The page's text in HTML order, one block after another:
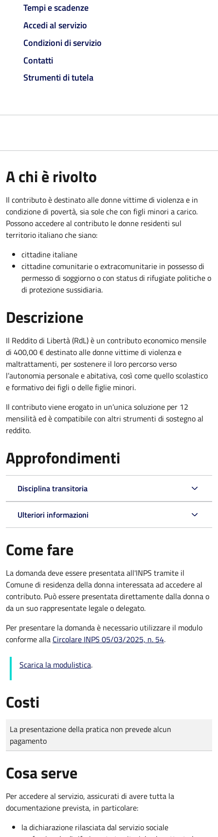
Tempi e scadenze
Accedi al servizio
Condizioni di servizio
Contatti
Strumenti di tutela
A chi è rivolto
Il contributo è destinato alle donne vittime di violenza e in
condizione di povertà, sia sole che con figli minori a carico.
Possono accedere al contributo le donne residenti sul
territorio italiano che siano:
cittadine italiane
cittadine comunitarie o extracomunitarie in possesso di
permesso di soggiorno o con status di rifugiate politiche o
di protezione sussidiaria.
Descrizione
Il Reddito di Libertà (RdL) è un contributo economico mensile
di 400,00 € destinato alle donne vittime di violenza e
maltrattamenti, per sostenere il loro percorso verso
l’autonomia personale e abitativa, così come quello scolastico
e formativo dei figli o delle figlie minori.
Il contributo viene erogato in un'unica soluzione per 12
mensilità ed è compatibile con altri strumenti di sostegno al
reddito.
Approfondimenti
Disciplina transitoria
Ulteriori informazioni
Come fare
La domanda deve essere presentata all'INPS tramite il
Comune di residenza della donna interessata ad accedere al
contributo. Può essere presentata direttamente dalla donna o
da un suo rappresentate legale o delegato.
Per presentare la domanda è necessario utilizzare il modulo
conforme alla Circolare INPS 05/03/2025, n. 54.
Scarica la modulistica.
Costi
Tipo di pagamento
Importo
La presentazione della pratica non prevede alcun
pagamento
Cosa serve
Per accedere al servizio, assicurati di avere tutta la
documentazione prevista, in particolare:
la dichiarazione rilasciata dal servizio sociale